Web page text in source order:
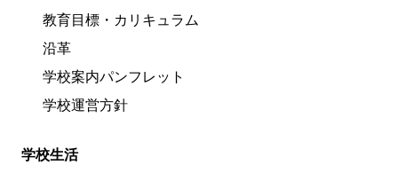
教育目標・カリキュラム
沿革
学校案内パンフレット
学校運営方針
学校生活